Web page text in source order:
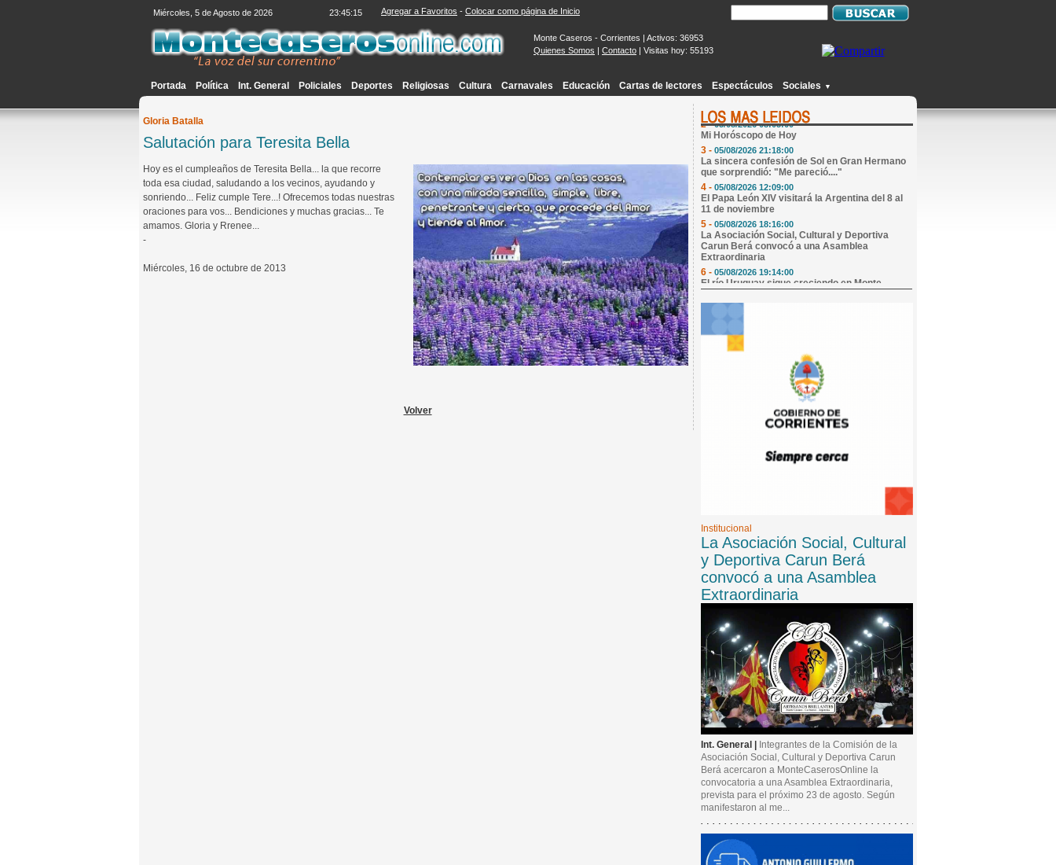
Miércoles, 5 de Agosto de 2026 23:45:16 Agregar a Favoritos - Colocar como página de Inicio
Monte Caseros - Corrientes | Activos: 36953
Quienes Somos | Contacto | Visitas hoy: 55193
Portada Política Int. General Policiales Deportes Religiosas Cultura Carnavales Educación Cartas de lectores Espectáculos Sociales ▼
Gloria Batalla
Salutación para Teresita Bella
Hoy es el cumpleaños de Teresita Bella... la que recorre
toda esa ciudad, saludando a los vecinos, ayudando y
sonriendo... Feliz cumple Tere...! Ofrecemos todas nuestras
oraciones para vos... Bendiciones y muchas gracias... Te
amamos. Gloria y Rrenee...
-
Miércoles, 16 de octubre de 2013
Volver
permanecer prófugo durante menos de 24
horas
2 -05/08/2026 08:05:00
Mi Horóscopo de Hoy
3 -05/08/2026 21:18:00
La sincera confesión de Sol en Gran Hermano
que sorprendió: "Me pareció...."
4 -05/08/2026 12:09:00
El Papa León XIV visitará la Argentina del 8 al
11 de noviembre
5 -05/08/2026 18:16:00
La Asociación Social, Cultural y Deportiva
Carun Berá convocó a una Asamblea
Extraordinaria
6 -05/08/2026 19:14:00
El río Uruguay sigue creciendo en Monte
Caseros y continúan los cortes en la zona
costera
"Tengo..."
Institucional
La Asociación Social, Cultural
y Deportiva Carun Berá
convocó a una Asamblea
Extraordinaria
Int. General |
Integrantes de la Comisión de la
Asociación Social, Cultural y Deportiva Carun
Berá acercaron a MonteCaserosOnline la
convocatoria a una Asamblea Extraordinaria,
prevista para el próximo 23 de agosto. Según
manifestaron al me...